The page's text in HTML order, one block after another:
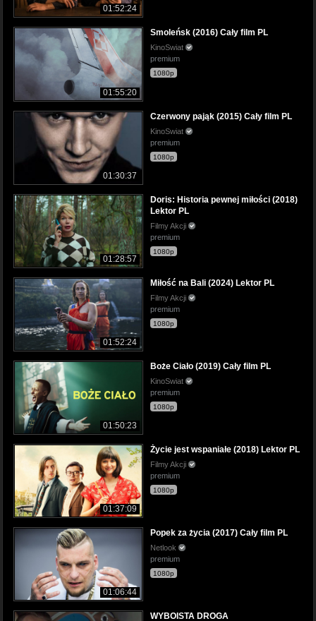
01:52:24
01:55:20
Smoleńsk (2016) Cały film PL
KinoSwiat
premium
1080p
01:30:37
Czerwony pająk (2015) Cały film PL
KinoSwiat
premium
1080p
01:28:57
Doris: Historia pewnej miłości (2018)
Lektor PL
Filmy Akcji
premium
1080p
01:52:24
Miłość na Bali (2024) Lektor PL
Filmy Akcji
premium
1080p
01:50:23
Boże Ciało (2019) Cały film PL
KinoSwiat
premium
1080p
01:37:09
Życie jest wspaniałe (2018) Lektor PL
Filmy Akcji
premium
1080p
01:06:44
Popek za życia (2017) Cały film PL
Netlook
premium
1080p
WYBOISTA DROGA